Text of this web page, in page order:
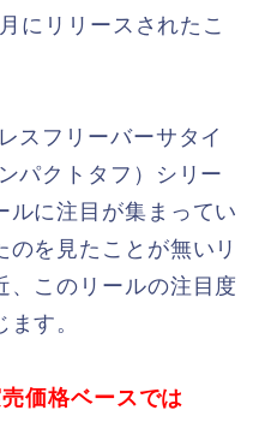
にリリースされたこ
スフリーバーサタイ
パクトタフ）シリー
ルに注目が集まってい
を見たことが無いリ
、このリールの注目度
す。
価格ベースでは